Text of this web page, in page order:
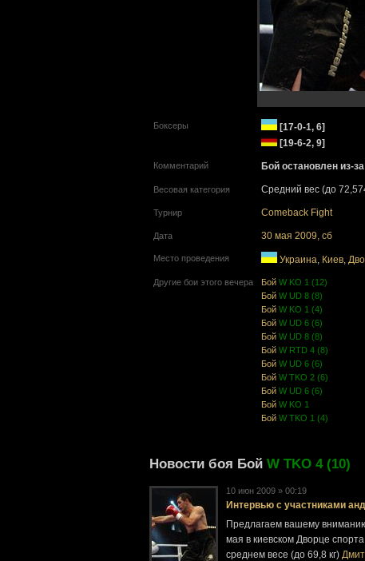
Боксеры
[17-0-1, 6]
[19-6-2, 9]
Комментарий Бой остановлен из-
Весовая категория Средний вес (до
Турнир Comeback Fight
Дата 30 мая 2009, сб
Место проведения Украина, Киев,
Другие бои этого вечера Бой W KO 1 (12)
Бой W UD 8 (8)
Бой W KO 1 (4)
Бой W UD 6 (6)
Бой W UD 8 (8)
Бой W RTD 4 (8)
Бой W UD 6 (6)
Бой W TKO 2 (6)
Бой W UD 6 (6)
Бой W KO 1
Бой W TKO 1 (4)
Новости боя Бой W TKO 4 (10)
10 июн 2009 » 00:19
Интервью с участниками
Предлагаем вашему
мая в киевском Дворце
среднем весе (до 69,8 кг)